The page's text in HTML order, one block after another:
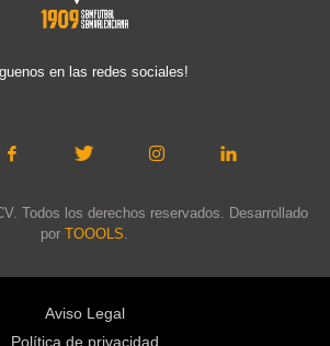
en las redes sociales!
Todos los derechos reservados. Desarrollado
por TOOOLS.
Aviso Legal
Política de privacidad